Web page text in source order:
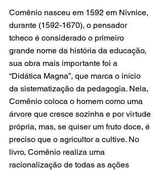
Comênio nasceu em 1592 em Nivnice,
durante (1592-1670), o pensador
tcheco é considerado o primeiro
grande nome da história da educação,
sua obra mais importante foi a
“Didática Magna”, que marca o início
da sistematização da pedagogia. Nela,
Comênio coloca o homem como uma
árvore que cresce sozinha e por virtude
própria, mas, se quiser um fruto doce, é
preciso que o agricultor a cultive. No
livro, Comênio realiza uma
racionalização de todas as ações